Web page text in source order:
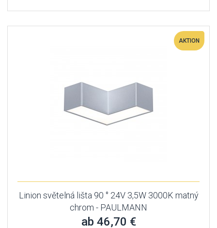
AKTION
Linion světelná lišta 90 ° 24V 3,5W 3000K matný
chrom - PAULMANN
ab 46,70 €